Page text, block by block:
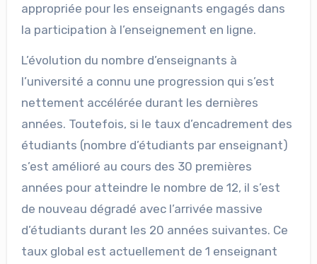
appropriée pour les enseignants engagés dans
la participation à l’enseignement en ligne.
L’évolution du nombre d’enseignants à
l’université a connu une progression qui s’est
nettement accélérée durant les dernières
années. Toutefois, si le taux d’encadrement des
étudiants (nombre d’étudiants par enseignant)
s’est amélioré au cours des 30 premières
années pour atteindre le nombre de 12, il s’est
de nouveau dégradé avec l’arrivée massive
d’étudiants durant les 20 années suivantes. Ce
taux global est actuellement de 1 enseignant